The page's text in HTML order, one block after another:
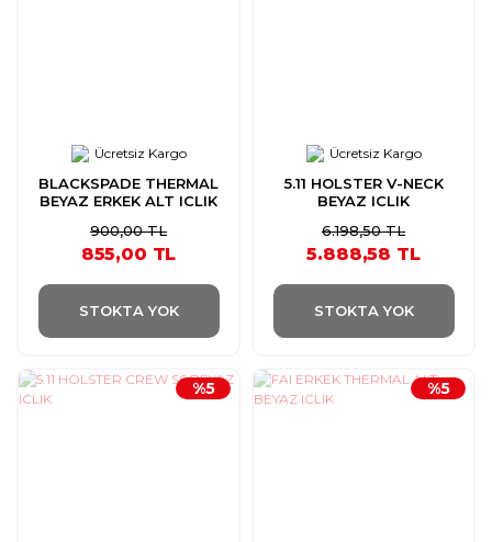
Ücretsiz Kargo
BLACKSPADE THERMAL
BEYAZ ERKEK ALT ICLIK
900,00 TL
855,00 TL
STOKTA YOK
Ücretsiz Kargo
5.11 HOLSTER V-NECK
BEYAZ ICLIK
6.198,50 TL
5.888,58 TL
STOKTA YOK
%5 %5